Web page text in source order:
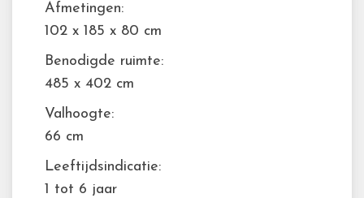
Afmetingen:
102 x 185 x 80 cm
Benodigde ruimte:
485 x 402 cm
Valhoogte:
66 cm
Leeftijdsindicatie:
1 tot 6 jaar